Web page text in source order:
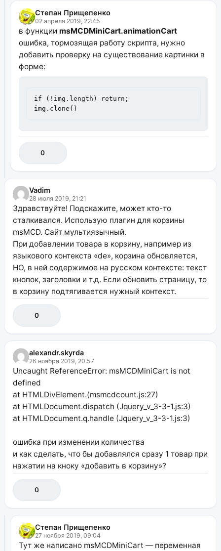
Степан Прищепенко
02 апреля 2019, 22:45
в функции msMCDMiniCart.animationCart
ошибка, тормозящая работу скрипта, нужно
добавить проверку на существование картинки в
форме:
if (!img.length) return;
img.clone()
0
Vadim
28 июля 2019, 21:21
Здравствуйте! Подскажите, может кто-то
сталкивался. Использую плагин для корзины
msMCD. Сайт мультиязычный.
При добавлении товара в корзину, например из
языкового контекста «de», корзина обновляется,
НО, в ней содержимое на русском контексте: текст
кнопок, заголовки и т.д. Если обновить страницу, то
в корзину подтягивается нужный контекст.
0
alexandr.skyrda
26 ноября 2019, 20:57
Uncaught ReferenceError: msMCDMiniCart is not
defined
at HTMLDivElement.(msmcdcount.js:27)
at HTMLDocument.dispatch (Jquery_v_3-3-1.js:3)
at HTMLDocument.q.handle (Jquery_v_3-3-1.js:3)
ошибка при изменении количества
и как сделать, что бы добавлялся сразу 1 товар при
нажатии на кноку «добавить в корзину»?
0
Степан Прищепенко
27 ноября 2019, 09:04
Тут же написано msMCDMiniCart — переменная